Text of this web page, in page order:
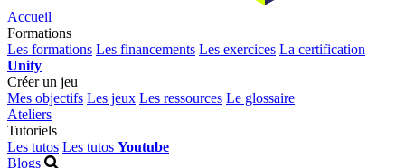
Accueil
Formations
Les formations Les financements Les exercices La certification
Unity
Créer un jeu
Mes objectifs Les jeux Les ressources Le glossaire
Ateliers
Tutoriels
Les tutos Les tutos Youtube
Blogs